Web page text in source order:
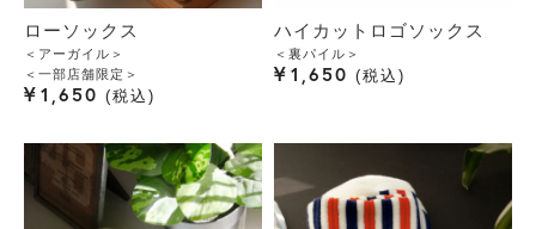
ローソックス
＜アーガイル＞
＜一部店舗限定＞
¥ 1,650 税込
ハイカットロゴソックス
＜裏パイル＞
¥ 1,650 税込